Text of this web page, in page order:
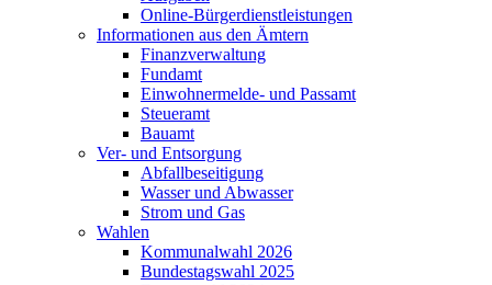
Online-Bürgerdienstleistungen
Informationen aus den Ämtern
Finanzverwaltung
Fundamt
Einwohnermelde- und Passamt
Steueramt
Bauamt
Ver- und Entsorgung
Abfallbeseitigung
Wasser und Abwasser
Strom und Gas
Wahlen
Kommunalwahl 2026
Bundestagswahl 2025